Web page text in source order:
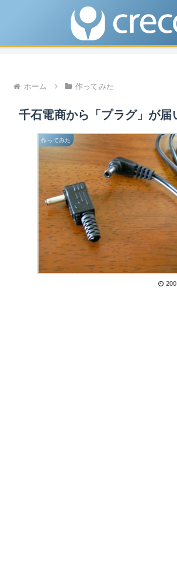
ホーム 作ってみた
千石電商から「プラグ」が届
作ってみた